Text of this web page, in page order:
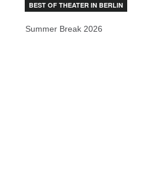
BEST OF THEATER IN BERLIN
Summer Break 2026